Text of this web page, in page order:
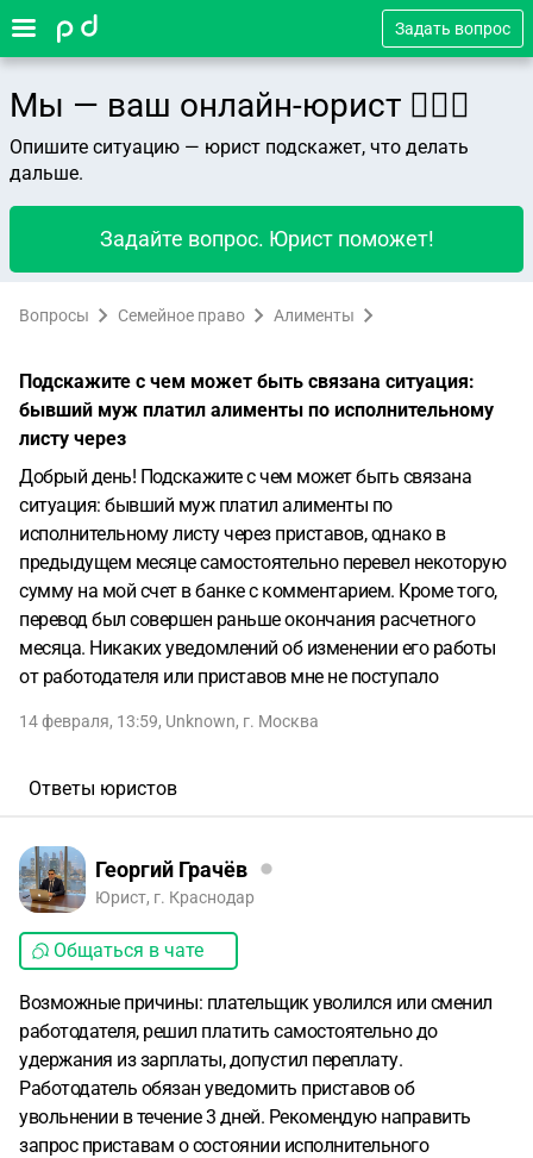
Задать вопрос
Мы — ваш онлайн-юрист 👨🏻‍⚖️
Опишите ситуацию — юрист подскажет, что делать
дальше.
Задайте вопрос. Юрист поможет!
Вопросы Семейное право Алименты
Подскажите с чем может быть связана ситуация:
бывший муж платил алименты по исполнительному
листу через
Добрый день! Подскажите с чем может быть связана
ситуация: бывший муж платил алименты по
исполнительному листу через приставов, однако в
предыдущем месяце самостоятельно перевел некоторую
сумму на мой счет в банке с комментарием. Кроме того,
перевод был совершен раньше окончания расчетного
месяца. Никаких уведомлений об изменении его работы
от работодателя или приставов мне не поступало
14 февраля, 13:59, Unknown, г. Москва
Ответы юристов
Георгий Грачёв
Юрист, г. Краснодар
Общаться в чате
Возможные причины: плательщик уволился или сменил
работодателя, решил платить самостоятельно до
удержания из зарплаты, допустил переплату.
Работодатель обязан уведомить приставов об
увольнении в течение 3 дней. Рекомендую направить
запрос приставам о состоянии исполнительного